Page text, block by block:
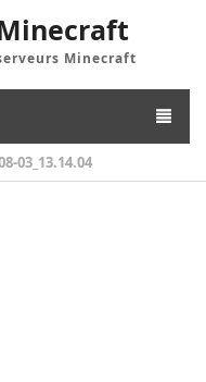
Minecraft
03_13.14.04